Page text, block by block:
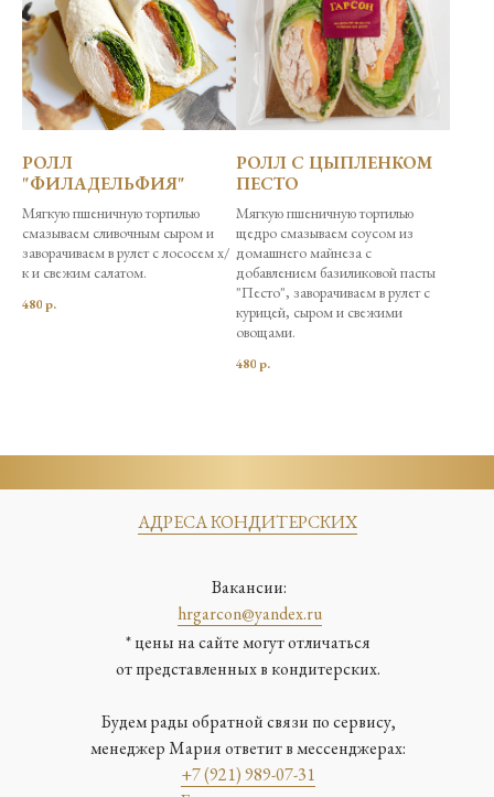
РОЛЛ
"ФИЛАДЕЛЬФИЯ"
Мягкую пшеничную тортилью
смазываем сливочным сыром и
заворачиваем в рулет с лососем х/
к и свежим салатом.
480р.
РОЛЛ C ЦЫПЛЕНКОМ
ПЕСТО
Мягкую пшеничную тортилью
щедро смазываем соусом из
домашнего майнеза с
добавлением базиликовой пасты
"Песто", заворачиваем в рулет с
курицей, сыром и свежими
овощами.
480р.
Вакансии:
hrgarcon@yandex.ru
АДРЕСА КОНДИТЕРСКИХ
* цены на сайте могут отличаться
от представленных в кондитерских.
Будем рады обратной связи по сервису,
менеджер Мария ответит в мессенджерах:
+7 (921) 989-07-31